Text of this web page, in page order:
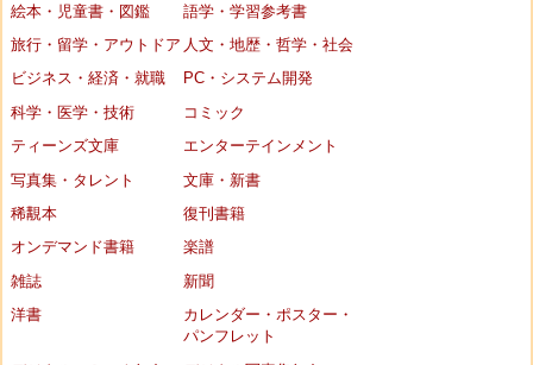
絵本・児童書・図鑑
語学・学習参考書
旅行・留学・アウトドア 人文・地歴・哲学・社会
ビジネス・経済・就職
PC・システム開発
科学・医学・技術
コミック
ティーンズ文庫
エンターテインメント
写真集・タレント
文庫・新書
稀覯本
復刊書籍
オンデマンド書籍
楽譜
雑誌
新聞
洋書
カレンダー・ポスター・
パンフレット